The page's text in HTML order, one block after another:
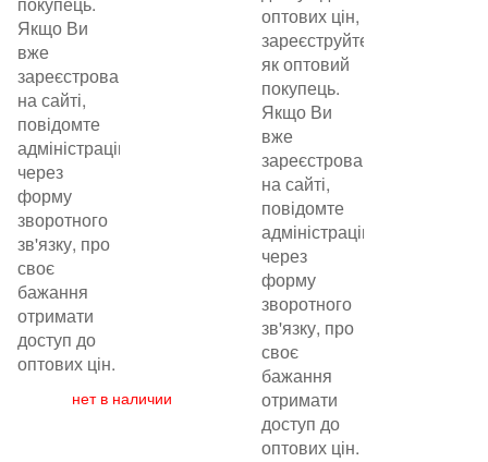
Якщо Ви
вже
зареєстровані
на сайті,
повідомте
адміністрацію
через
форму
зворотного
зв'язку, про
своє
бажання
отримати
доступ до
оптових цін.
нет в наличии
оптових цін,
зареєструйтеся
як оптовий
покупець.
Якщо Ви
вже
зареєстровані
на сайті,
повідомте
адміністрацію
через
форму
зворотного
зв'язку, про
своє
бажання
отримати
доступ до
оптових цін.